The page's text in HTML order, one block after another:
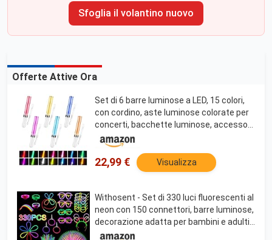
Sfoglia il volantino nuovo
Offerte Attive Ora
Set di 6 barre luminose a LED, 15 colori,
con cordino, aste luminose colorate per
concerti, bacchette luminose, accessori
per feste di Natale, concerti, feste,
matrimoni
22,99 € Visualizza
Withosent - Set di 330 luci fluorescenti al
neon con 150 connettori, barre luminose,
decorazione adatta per bambini e adulti,
per feste, matrimoni, Halloween o come